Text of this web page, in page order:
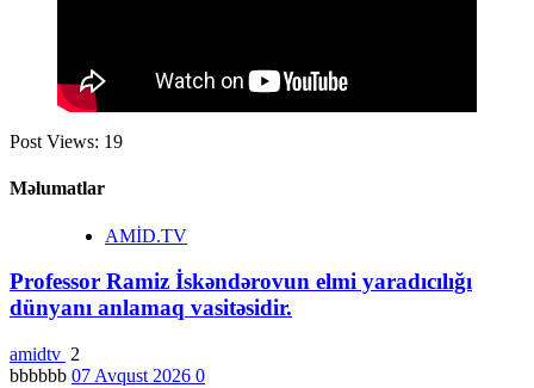
Post Views: 19
Məlumatlar
AMİD.TV
Professor Ramiz İskəndərovun elmi yaradıcılığı
dünyanı anlamaq vasitəsidir.
amidtv 2
bbbbbb 07 Avqust 2026 0